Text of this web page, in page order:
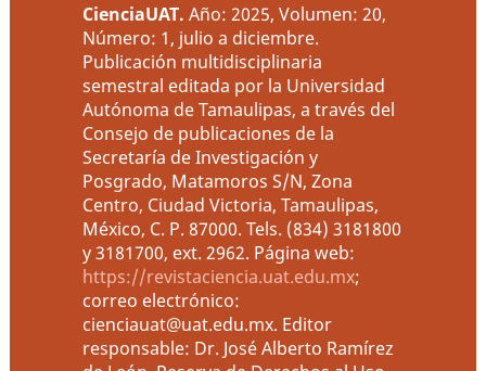
CienciaUAT. Año: 2025, Volumen: 20,
Número: 1, julio a diciembre.
Publicación multidisciplinaria
semestral editada por la Universidad
Autónoma de Tamaulipas, a través del
Consejo de publicaciones de la
Secretaría de Investigación y
Posgrado, Matamoros S/N, Zona
Centro, Ciudad Victoria, Tamaulipas,
México, C. P. 87000. Tels. (834) 3181800
y 3181700, ext. 2962. Página web:
https://revistaciencia.uat.edu.mx;
correo electrónico:
cienciauat@uat.edu.mx. Editor
responsable: Dr. José Alberto Ramírez